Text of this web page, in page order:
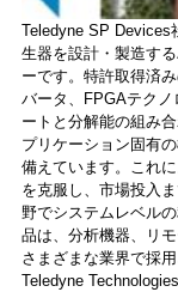
Teledyne SP Devices
生器を設計・製造す
ーです。特許取得済
バータ、FPGAテク
ートと分解能の組み
プリケーション固有
備えています。これ
を克服し、市場投入
野でシステムレベル
品は、分析機器、リ
さまざまな業界で採用
Teledyne